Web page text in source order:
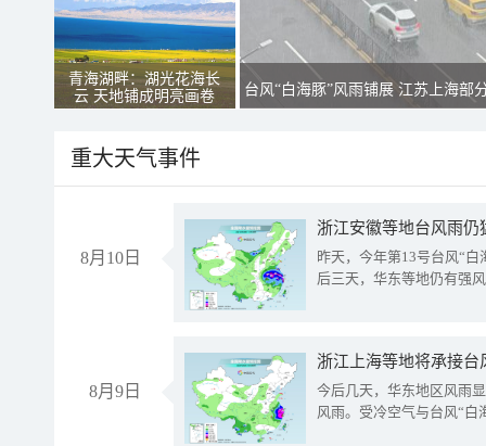
青海湖畔：湖光花海长
云 天地铺成明亮画卷
台风“白海豚”风雨铺展 江苏上海部
重大天气事件
8月10日
浙江安徽等地台风雨
昨天，今年第13号台风“
后三天，华东等地仍有强
8月9日
浙江上海等地将承接台
今后几天，华东地区风雨
风雨。受冷空气与台风“白